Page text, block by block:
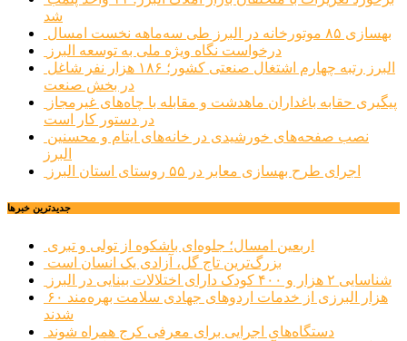
شد
بهسازی ۸۵ موتورخانه در البرز طی سه‌ماهه نخست امسال
درخواست نگاه ویژه ملی به توسعه البرز
در بخش صنعت
در دستور کار است
البرز
اجرای طرح بهسازی معابر در ۵۵ روستای استان البرز
جديدترين خبرها
اربعین امسال؛ جلوه‌ای باشکوه از تولی و تبری
بزرگ‌ترین تاج گل، آزادی یک انسان است
شناسایی ۲ هزار و ۴۰۰ کودک دارای اختلالات بینایی در البرز
۶۰ هزار البرزی از خدمات اردوهای جهادی سلامت بهره‌مند
شدند
دستگاه‌های اجرایی برای معرفی کرج همراه شوند